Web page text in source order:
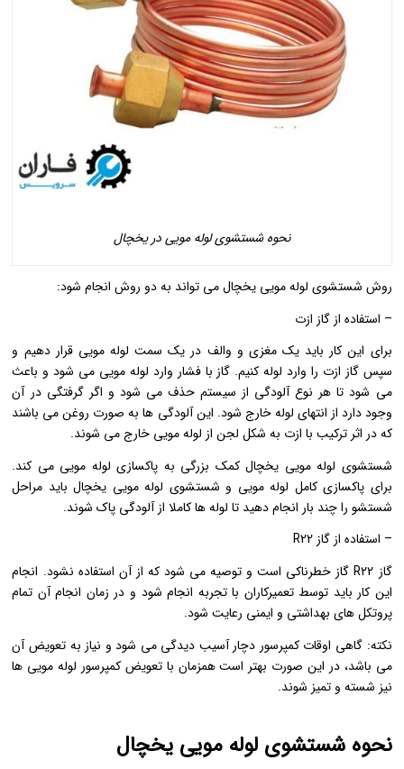
نحوه شستشوی لوله مویی در یخچال
روش شستشوی لوله مویی یخچال می تواند به دو روش انجام شود:
– استفاده از گاز ازت
برای این کار باید یک مغزی و والف در یک سمت لوله مویی قرار دهیم و
سپس گاز ازت را وارد لوله کنیم. گاز با فشار وارد لوله مویی می شود و باعث
می شود تا هر نوع آلودگی از سیستم حذف می شود و اگر گرفتگی در آن
وجود دارد از انتهای لوله خارج شود. این آلودگی ها به صورت روغن می باشند
که در اثر ترکیب با ازت به شکل لجن از لوله مویی خارج می شوند.
شستشوی لوله مویی یخچال کمک بزرگی به پاکسازی لوله مویی می کند.
برای پاکسازی کامل لوله مویی و شستشوی لوله مویی یخچال باید مراحل
شستشو را چند بار انجام دهید تا لوله ها کاملا از آلودگی پاک شوند.
– استفاده از گاز R22
گاز R22 گاز خطرناکی است و توصیه می شود که از آن استفاده نشود. انجام
این کار باید توسط تعمیرکاران با تجربه انجام شود و در زمان انجام آن تمام
پروتکل های بهداشتی و ایمنی رعایت شود.
نکته: گاهی اوقات کمپرسور دچار آسیب دیدگی می شود و نیاز به تعویض آن
می باشد، در این صورت بهتر است همزمان با تعویض کمپرسور لوله مویی ها
نیز شسته و تمیز شوند.
نحوه شستشوی لوله مویی یخچال